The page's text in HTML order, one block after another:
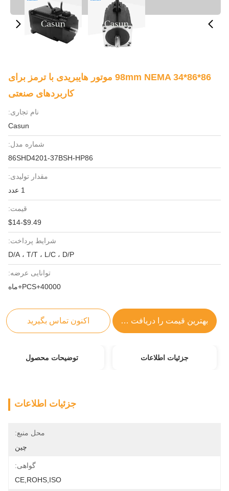
86*86*98mm NEMA 34 موتور هایبریدی با ترمز برای
کاربردهای صنعتی
نام تجاری:
Casun
شماره مدل:
86SHD4201-37BSH-HP86
مقدار تولیدی:
قیمت:
$9.49-$14
شرایط پرداخت:
D/A ، T/T ، L/C ، D/P
توانایی عرضه:
40000+PCS+ماه
بهترین قیمت را دریافت کنید اکنون تماس بگیرید
جزئیات اطلاعات توضیحات محصول
جزئیات اطلاعات
محل منبع:
چین
گواهی:
CE,ROHS,ISO